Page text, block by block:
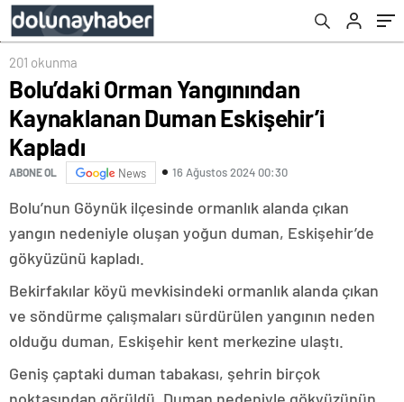
201 okunma
Bolu’daki Orman Yangınından
Kaynaklanan Duman Eskişehir’i
Kapladı
ABONE OL News 16 Ağustos 2024 00:30
Bolu’nun Göynük ilçesinde ormanlık alanda çıkan
yangın nedeniyle oluşan yoğun duman, Eskişehir’de
gökyüzünü kapladı.
Bekirfakılar köyü mevkisindeki ormanlık alanda çıkan
ve söndürme çalışmaları sürdürülen yangının neden
olduğu duman, Eskişehir kent merkezine ulaştı.
Geniş çaptaki duman tabakası, şehrin birçok